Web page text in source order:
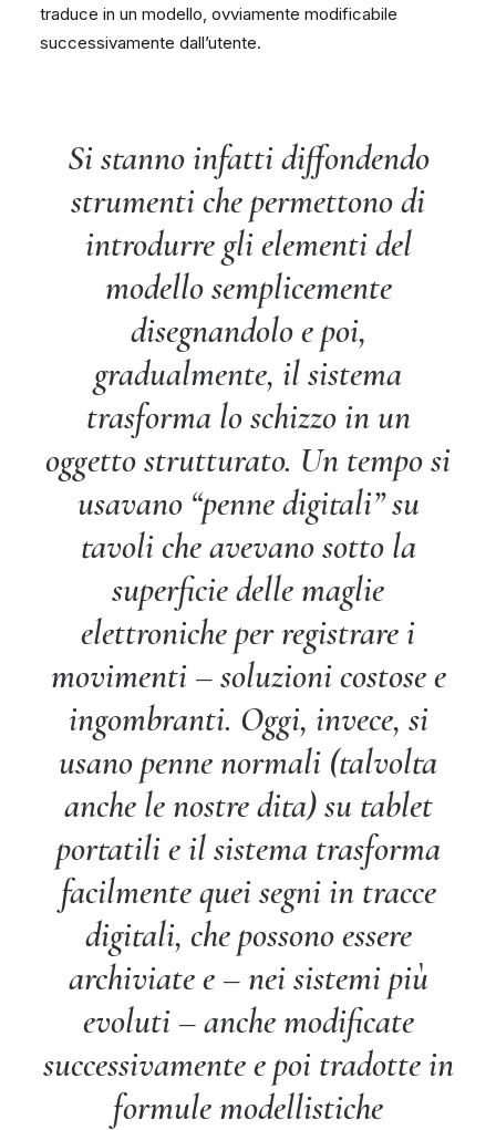
traduce in un modello, ovviamente modificabile
successivamente dall’utente.
Si stanno infatti diffondendo
strumenti che permettono di
introdurre gli elementi del
modello semplicemente
disegnandolo e poi,
gradualmente, il sistema
trasforma lo schizzo in un
oggetto strutturato. Un tempo si
usavano “penne digitali” su
tavoli che avevano sotto la
superficie delle maglie
elettroniche per registrare i
movimenti – soluzioni costose e
ingombranti. Oggi, invece, si
usano penne normali (talvolta
anche le nostre dita) su tablet
portatili e il sistema trasforma
facilmente quei segni in tracce
digitali, che possono essere
archiviate e – nei sistemi più
evoluti – anche modificate
successivamente e poi tradotte in
formule modellistiche